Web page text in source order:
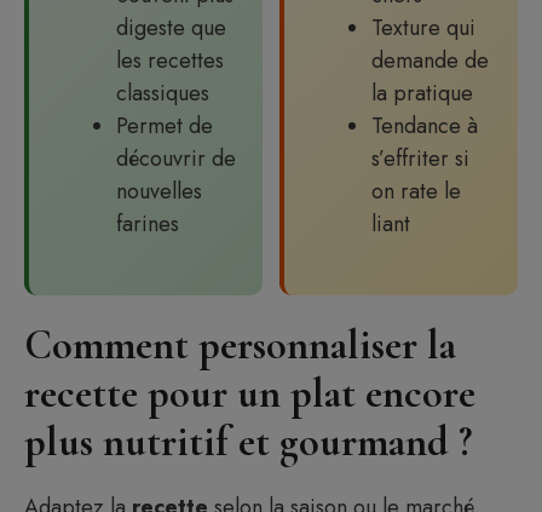
digeste que
les recettes
classiques
Permet de
découvrir de
nouvelles
farines
Texture qui
demande de
la pratique
Tendance à
s’effriter si
on rate le
liant
Comment personnaliser la
recette pour un plat encore
plus nutritif et gourmand ?